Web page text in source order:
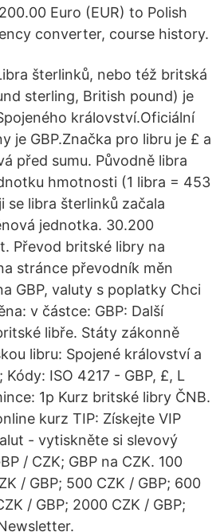
Euro (EUR) to Polish
converter, course history.
šterlinků, nebo též britská
sterling, British pound) je
království.Oficiální
je GBP.Značka pro libru je £ a
před sumu. Původně libra
hmotnosti (1 libra = 453
se libra šterlinků začala
jednotka. 30.200
Převod britské libry na
stránce převodník měn
GBP, valuty s poplatky Chci
v částce: GBP: Další
libře. Státy zákonně
libru: Spojené království a
ISO 4217 - GBP, £, L
1p Kurz britské libry ČNB.
kurz TIP: Získejte VIP
- vytiskněte si slevový
/ CZK; GBP na CZK. 100
/ GBP; 500 CZK / GBP; 600
/ GBP; 2000 CZK / GBP;